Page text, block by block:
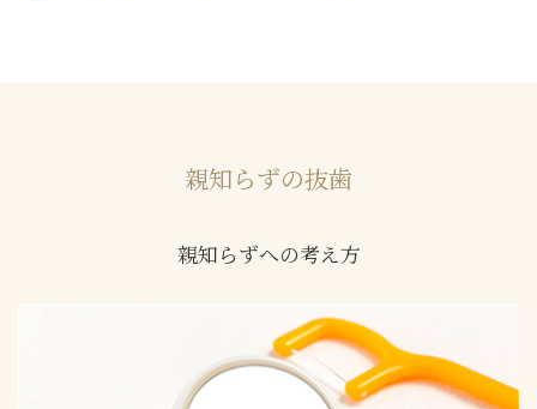
親知らずの抜歯
親知らずへの考え方